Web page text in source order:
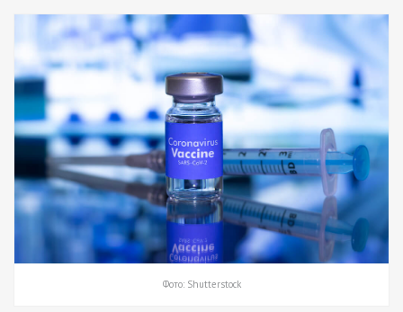
Фото: Shutterstock